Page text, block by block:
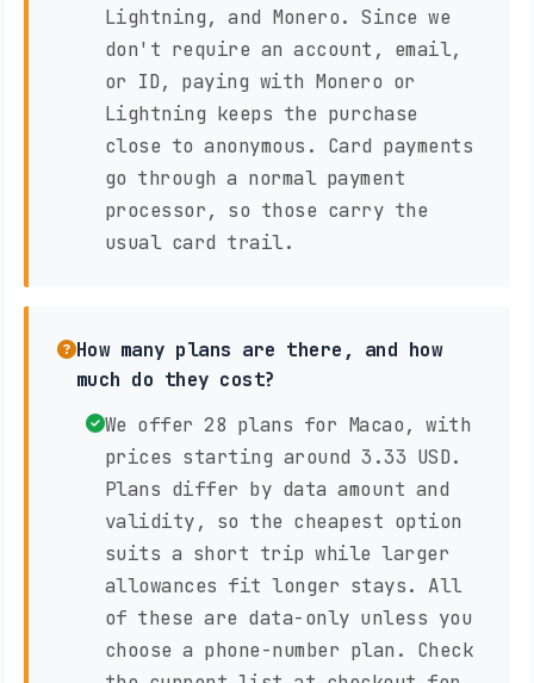
Lightning, and Monero. Since we
don't require an account, email,
or ID, paying with Monero or
Lightning keeps the purchase
close to anonymous. Card payments
go through a normal payment
processor, so those carry the
usual card trail.
How many plans are there, and how
much do they cost?
We offer 28 plans for Macao, with
prices starting around 3.33 USD.
Plans differ by data amount and
validity, so the cheapest option
suits a short trip while larger
allowances fit longer stays. All
of these are data-only unless you
choose a phone-number plan. Check